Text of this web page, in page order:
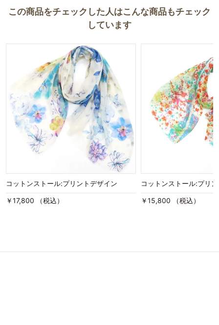
この商品をチェックした人はこんな商品もチェック
しています
コットンストール:プリントデザイン
￥17,800 （税込）
コットンストール:プリ
￥15,800 （税込）